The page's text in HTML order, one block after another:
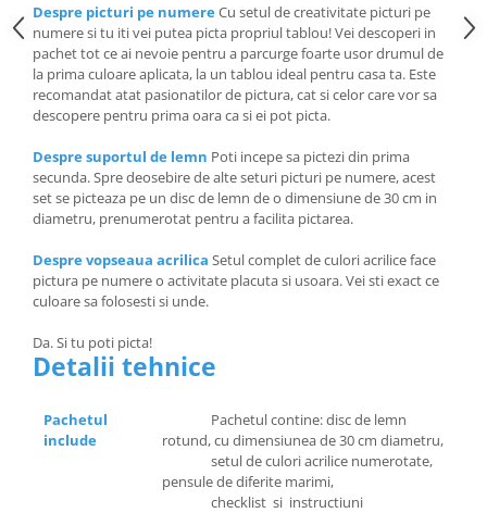
Despre picturi pe numereCu setul de creativitate picturi pe
numere si tu iti vei putea picta propriul tablou! Vei descoperi in
pachet tot ce ai nevoie pentru a parcurge foarte usor drumul de
la prima culoare aplicata, la un tablou ideal pentru casa ta. Este
recomandat atat pasionatilor de pictura, cat si celor care vor sa
descopere pentru prima oara ca si ei pot picta.
Despre suportul de lemn Poti incepe sa pictezi din prima
secunda. Spre deosebire de alte seturi picturi pe numere, acest
set se picteaza pe un disc de lemn de o dimensiune de 30 cm in
diametru, prenumerotat pentru a facilita pictarea.
Despre vopseaua acrilica Setul complet de culori acrilice face
pictura pe numere o activitate placuta si usoara. Vei sti exact ce
culoare sa folosesti si unde.
Da. Si tu poti picta!
Detalii tehnice
Pachetul
include
Pachetul contine: disc de lemn
rotund, cu dimensiunea de 30 cm diametru,
setul de culori acrilice numerotate,
pensule de diferite marimi,
checklist si instructiuni